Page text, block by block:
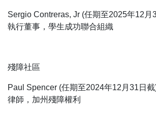
Sergio Contreras, Jr (任期至2025年12月
執行董事，學生成功聯合組織
殘障社區
Paul Spencer (任期至2024年12月31日
律師，加州殘障權利